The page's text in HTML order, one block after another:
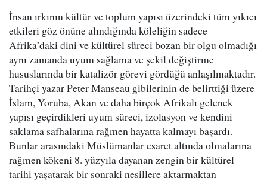
İnsan ırkının kültür ve toplum yapısı üzerindeki tüm yıkıcı
etkileri göz önüne alındığında köleliğin sadece
Afrika’daki dini ve kültürel süreci bozan bir olgu olmadığı
aynı zamanda uyum sağlama ve şekil değiştirme
hususlarında bir katalizör görevi gördüğü anlaşılmaktadır.
Tarihçi yazar Peter Manseau gibilerinin de belirttiği üzere
İslam, Yoruba, Akan ve daha birçok Afrikalı gelenek
yapısı geçirdikleri uyum süreci, izolasyon ve kendini
saklama safhalarına rağmen hayatta kalmayı başardı.
Bunlar arasındaki Müslümanlar esaret altında olmalarına
rağmen kökeni 8. yüzyıla dayanan zengin bir kültürel
tarihi yaşatarak bir sonraki nesillere aktarmaktan